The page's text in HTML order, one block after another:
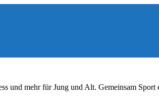
und mehr für Jung und Alt. Gemeinsam Sport